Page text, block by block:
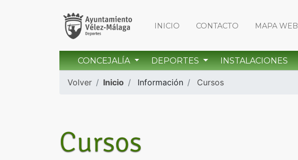
INICIO CONTACTO MAPA WEB
CONCEJALÍA DEPORTES INSTALACIONES
Volver Inicio Información Cursos
Cursos